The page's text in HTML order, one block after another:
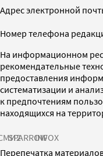
Адрес электронной
Номер телефона
На информационном
рекомендательные
предоставления
систематизации и
к предпочтениям
находящихся на
SPARROWINFOX
Перепечатка